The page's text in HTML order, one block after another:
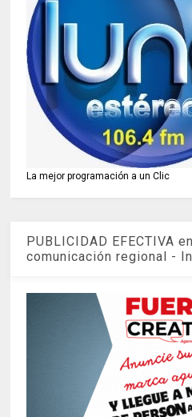
La mejor programación a un Clic
PUBLICIDAD EFECTIVA
comunicación regional -